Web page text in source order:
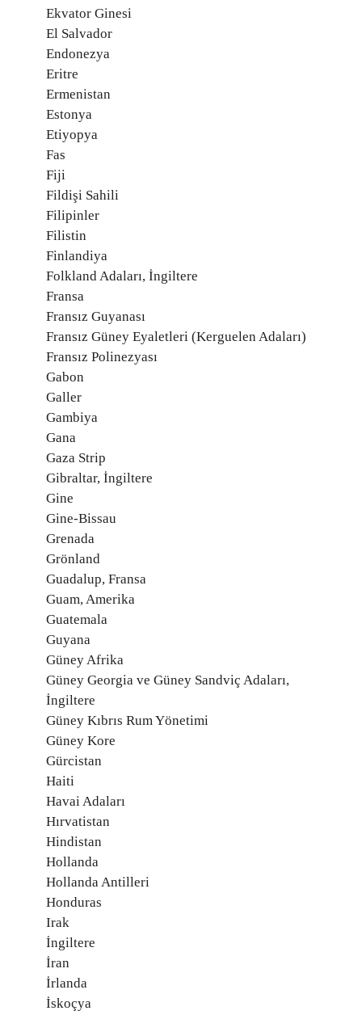
Ekvator Ginesi
El Salvador
Endonezya
Eritre
Ermenistan
Estonya
Etiyopya
Fas
Fiji
Fildişi Sahili
Filipinler
Filistin
Finlandiya
Folkland Adaları, İngiltere
Fransa
Fransız Guyanası
Fransız Güney Eyaletleri (Kerguelen Adaları)
Fransız Polinezyası
Gabon
Galler
Gambiya
Gana
Gaza Strip
Gibraltar, İngiltere
Gine
Gine-Bissau
Grenada
Grönland
Guadalup, Fransa
Guam, Amerika
Guatemala
Guyana
Güney Afrika
Güney Georgia ve Güney Sandviç Adaları,
İngiltere
Güney Kıbrıs Rum Yönetimi
Güney Kore
Gürcistan
Haiti
Havai Adaları
Hırvatistan
Hindistan
Hollanda
Hollanda Antilleri
Honduras
Irak
İngiltere
İran
İrlanda
İskoçya